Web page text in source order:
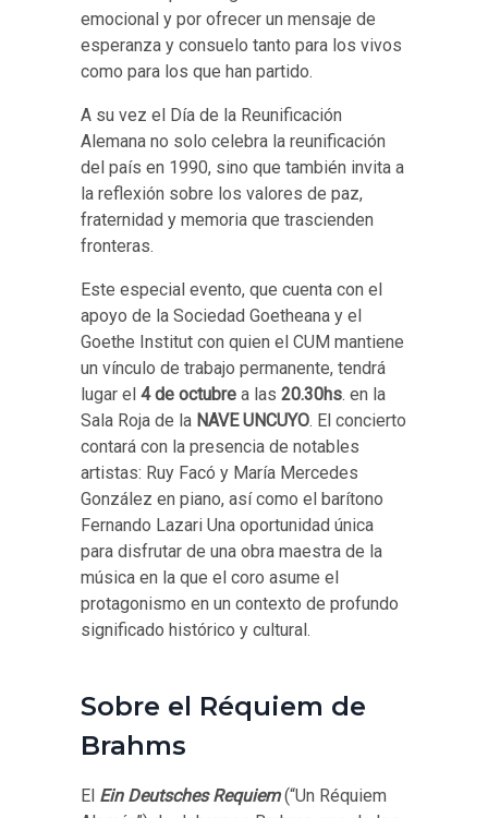
emocional y por ofrecer un mensaje de
esperanza y consuelo tanto para los vivos
como para los que han partido.
A su vez el Día de la Reunificación
Alemana no solo celebra la reunificación
del país en 1990, sino que también invita a
la reflexión sobre los valores de paz,
fraternidad y memoria que trascienden
fronteras.
Este especial evento, que cuenta con el
apoyo de la Sociedad Goetheana y el
Goethe Institut con quien el CUM mantiene
un vínculo de trabajo permanente, tendrá
lugar el 4 de octubre a las 20.30hs. en la
Sala Roja de la NAVE UNCUYO. El concierto
contará con la presencia de notables
artistas: Ruy Facó y María Mercedes
González en piano, así como el barítono
Fernando Lazari Una oportunidad única
para disfrutar de una obra maestra de la
música en la que el coro asume el
protagonismo en un contexto de profundo
significado histórico y cultural.
Sobre el Réquiem de
Brahms
El Ein Deutsches Requiem(“Un Réquiem